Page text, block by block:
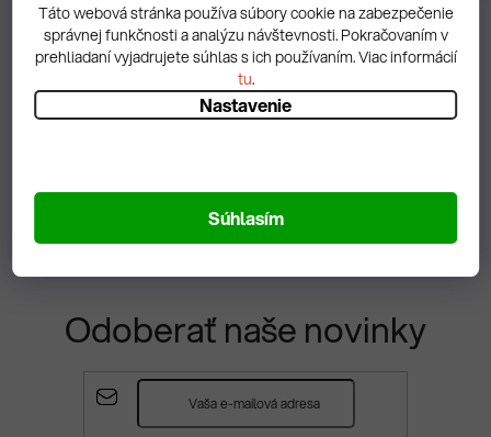
Táto webová stránka používa súbory cookie na zabezpečenie
správnej funkčnosti a analýzu návštevnosti. Pokračovaním v
prehliadaní vyjadrujete súhlas s ich používaním. Viac informácií
tu.
Nastavenie
Súhlasím
Spätná väzba
Odoberať naše novinky